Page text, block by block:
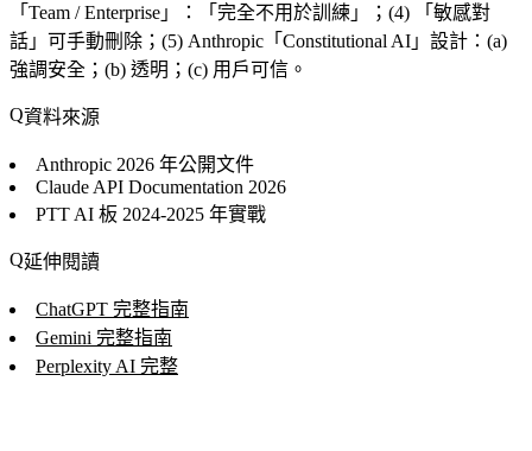
「 Team / Enterprise 」：「 完全不用於訓練 」；(4) 「 敏感對
話 」可手動刪除；(5) Anthropic「 Constitutional AI 」設計：(a)
強調安全；(b) 透明；(c) 用戶可信。
資料來源
Anthropic 2026 年公開文件
Claude API Documentation 2026
PTT AI 板 2024-2025 年實戰
延伸閱讀
ChatGPT 完整指南
Gemini 完整指南
Perplexity AI 完整